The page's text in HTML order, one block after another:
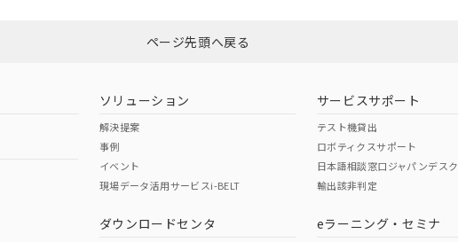
ダウンロードはこちら
（日本
（アメリカ
この製品の規格認証/適合状況ページへ
ページ先頭へ戻る
ソリューション
解決提案
事例
イベント
現場データ活用サービスi-BELT
ダウンロードセンタ
サービスサポート
テスト機貸出
ロボティクスサポート
日本語相談窓口ジャパンデスク
輸出該非判定
eラーニング・セミナ